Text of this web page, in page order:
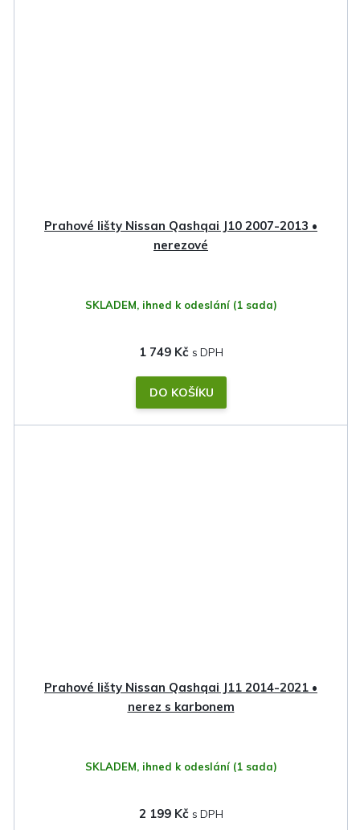
Prahové lišty Nissan Qashqai J10 2007-2013 •
nerezové
SKLADEM, ihned k odeslání (1 sada)
1 749 Kč
DO KOŠÍKU
Prahové lišty Nissan Qashqai J11 2014-2021 •
nerez s karbonem
SKLADEM, ihned k odeslání (1 sada)
2 199 Kč